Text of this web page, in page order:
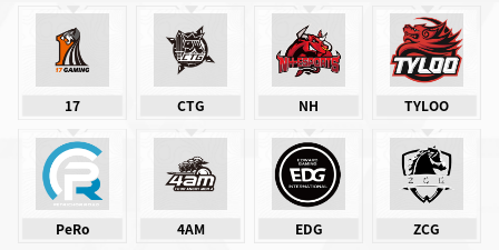
17 CTG NH TYLOO
PeRo 4AM EDG ZCG